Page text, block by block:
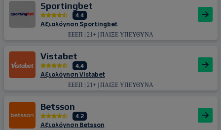
Sportingbet
4.4
Αξιολόγηση Sportingbet
ΕΕΕΠ | 21+ | ΠΑΙΞΕ ΥΠΕΥΘΥΝΑ
Vistabet
4.4
Αξιολόγηση Vistabet
ΕΕΕΠ | 21+ | ΠΑΙΞΕ ΥΠΕΥΘΥΝΑ
Betsson
4.2
Αξιολόγηση Betsson